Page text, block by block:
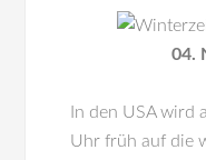
04.
In den USAwird
Uhr früh auf die